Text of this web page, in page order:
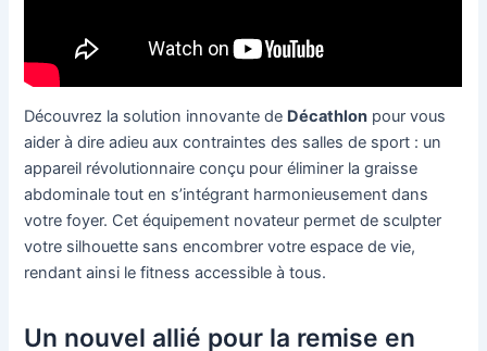
Découvrez la solution innovante de Décathlon pour vous
aider à dire adieu aux contraintes des salles de sport : un
appareil révolutionnaire conçu pour éliminer la graisse
abdominale tout en s’intégrant harmonieusement dans
votre foyer. Cet équipement novateur permet de sculpter
votre silhouette sans encombrer votre espace de vie,
rendant ainsi le fitness accessible à tous.
Un nouvel allié pour la remise en